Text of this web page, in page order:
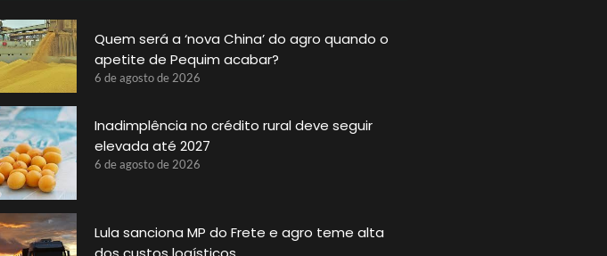
Quem será a ‘nova China’ do agro quando o
apetite de Pequim acabar?
6 de agosto de 2026
Inadimplência no crédito rural deve seguir
elevada até 2027
6 de agosto de 2026
Lula sanciona MP do Frete e agro teme alta